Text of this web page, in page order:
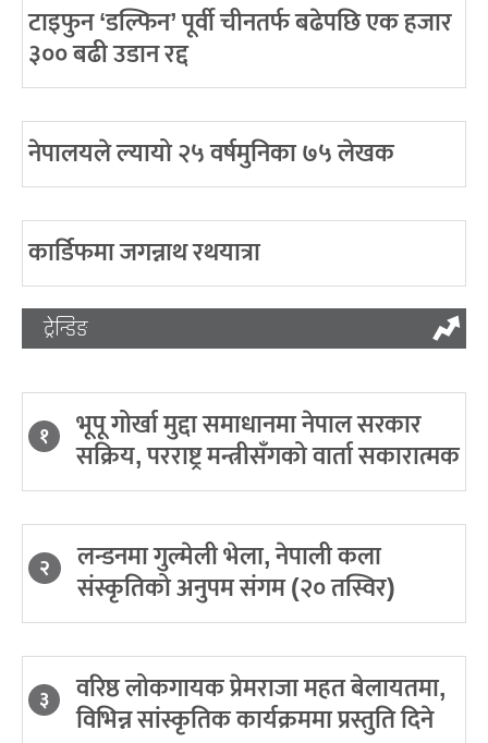
टाइफुन ‘डल्फिन’ पूर्वी चीनतर्फ बढेपछि एक हजार
३०० बढी उडान रद्द
नेपालयले ल्यायो २५ वर्षमुनिका ७५ लेखक
कार्डिफमा जगन्नाथ रथयात्रा
ट्रेन्डिङ
१ भूपू गोर्खा मुद्दा समाधानमा नेपाल सरकार
सक्रिय, परराष्ट्र मन्त्रीसँगको वार्ता सकारात्मक
२ लन्डनमा गुल्मेली भेला, नेपाली कला
संस्कृतिको अनुपम संगम (२० तस्विर)
३ वरिष्ठ लोकगायक प्रेमराजा महत बेलायतमा,
विभिन्न सांस्कृतिक कार्यक्रममा प्रस्तुति दिने